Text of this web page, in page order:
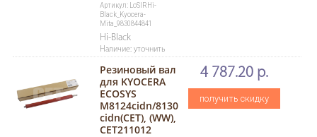
Артикул: LoSlRHi-
Black_Kyocera-
Mita_9830844841
Hi-Black
Наличие: уточнить
Резиновый вал
для KYOCERA
ECOSYS
M8124cidn/8130
cidn(CET), (WW),
CET211012
4 787.20 р.
получить скидку